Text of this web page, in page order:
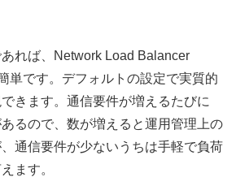
れば、Network Load Balancer
単です。デフォルトの設定で実質的
きます。通信要件が増えるたびに
るので、数が増えると運用管理上の
通信要件が少ないうちは手軽で負荷
ます。